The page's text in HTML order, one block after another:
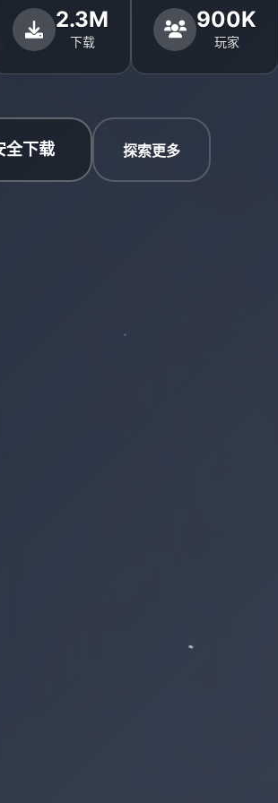
2.3M
下载
900K
玩家
全下载 探索更多